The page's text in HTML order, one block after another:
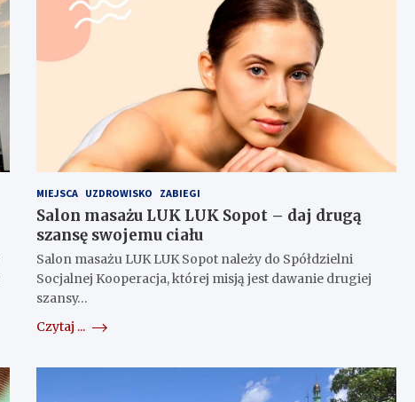
MIEJSCA UZDROWISKO ZABIEGI
Salon masażu LUK LUK Sopot – daj drugą
szansę swojemu ciału
Salon masażu LUK LUK Sopot należy do Spółdzielni
Socjalnej Kooperacja, której misją jest dawanie drugiej
szansy…
Czytaj ...